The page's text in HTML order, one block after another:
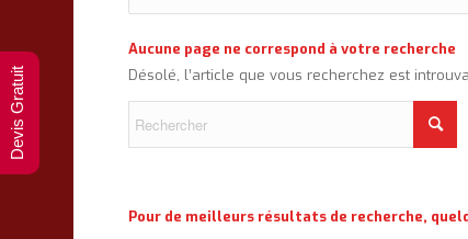
Aucune page ne correspond à votre recherche
Désolé, l’article que vous recherchez est
Pour de meilleurs résultats de recherche,
Devis Gratuit